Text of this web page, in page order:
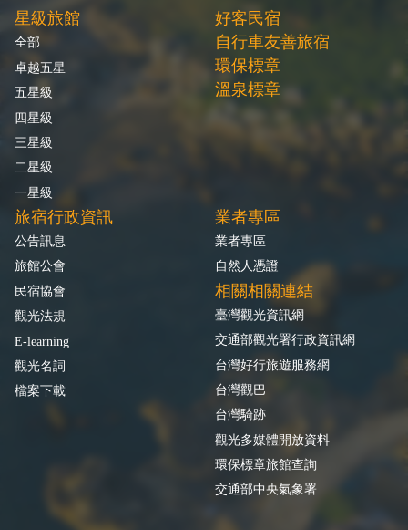
星級旅館
全部
卓越五星
五星級
四星級
三星級
二星級
一星級
好客民宿
自行車友善旅宿
環保標章
溫泉標章
旅宿行政資訊
公告訊息
旅館公會
民宿協會
觀光法規
E-learning
觀光名詞
檔案下載
業者專區
業者專區
自然人憑證
相關相關連結
臺灣觀光資訊網
交通部觀光署行政資訊網
台灣好行旅遊服務網
台灣觀巴
台灣騎跡
觀光多媒體開放資料
環保標章旅館查詢
交通部中央氣象署